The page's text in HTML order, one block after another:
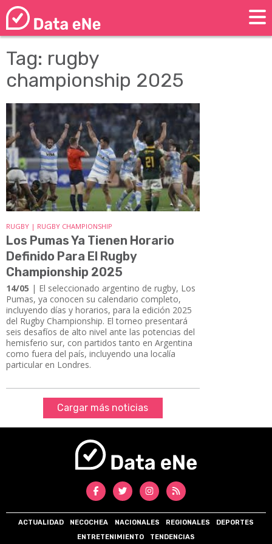
Tag: rugby
championship 2025
RUGBY | RUGBY CHAMPIONSHIP
Los Pumas Ya Tienen Horario
Definido Para El Rugby
Championship 2025
14/05 | El seleccionado argentino de rugby, Los
Pumas, ya conocen su calendario completo,
incluyendo días y horarios, para la edición 2025
del Rugby Championship. El torneo presentará
seis desafíos de alto nivel ante las potencias del
hemisferio sur, con partidos tanto en Argentina
como fuera del país, incluyendo una localía
particular en Londres.
Cargar más noticias
ACTUALIDAD NECOCHEA NACIONALES REGIONALES
DEPORTES
ENTRETENIMIENTO
TENDENCIAS